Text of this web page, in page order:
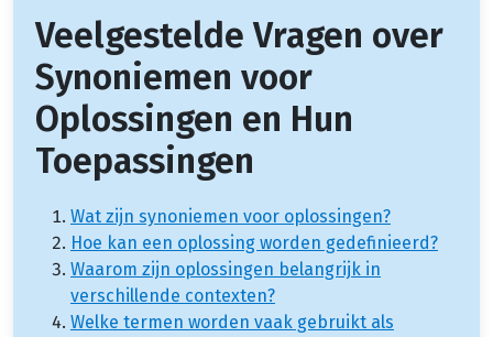
Veelgestelde Vragen over
Synoniemen voor
Oplossingen en Hun
Toepassingen
Wat zijn synoniemen voor oplossingen?
Hoe kan een oplossing worden gedefinieerd?
Waarom zijn oplossingen belangrijk in
verschillende contexten?
Welke termen worden vaak gebruikt als